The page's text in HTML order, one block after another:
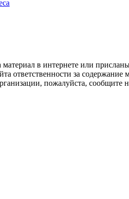
в интернете или
ответственности за
пожалуйста, сообщите